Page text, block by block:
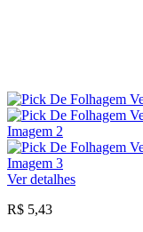
Ver detalhes
R$ 5,43